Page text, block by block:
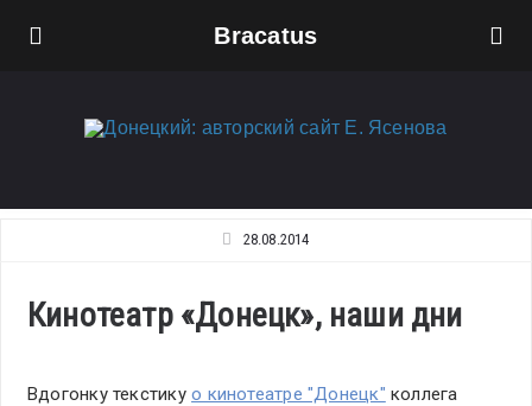
Bracatus
28.08.2014
Кинотеатр «Донецк», наши дни
Вдогонку текстикуо кинотеатре "Донецк" коллега